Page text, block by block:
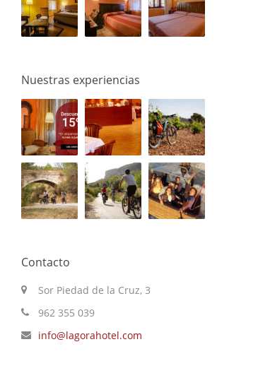
Nuestras experiencias
Contacto
Sor Piedad de la Cruz, 3
962 355 039
info@lagorahotel.com